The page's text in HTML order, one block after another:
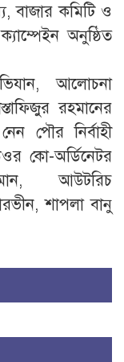
বাজার কমিটি ও
অনুষ্ঠিত
আলোচনা
রহমানের
পৌর নির্বাহী
কো-অর্ডিনেটর
আউটরিচ
শাপলা বানু